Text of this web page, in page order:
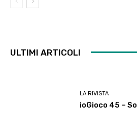
ULTIMI ARTICOLI
LA RIVISTA
ioGioco 45 –